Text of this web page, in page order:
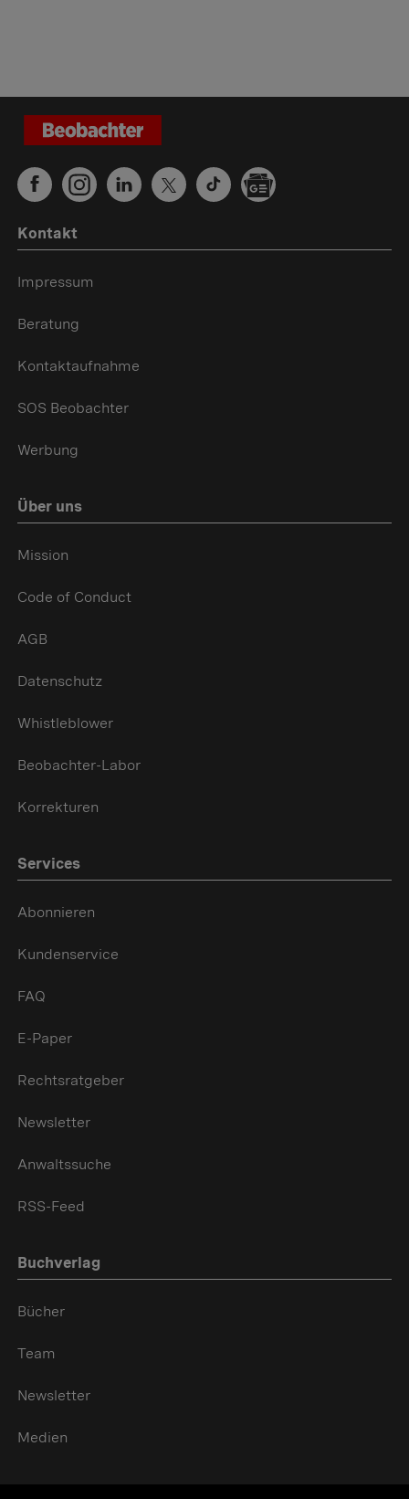
Kontakt
Impressum
Beratung
Kontaktaufnahme
SOS Beobachter
Werbung
Über uns
Mission
Code of Conduct
AGB
Datenschutz
Whistleblower
Beobachter-Labor
Korrekturen
Services
Abonnieren
Kundenservice
FAQ
E-Paper
Rechtsratgeber
Newsletter
Anwaltssuche
RSS-Feed
Buchverlag
Bücher
Team
Newsletter
Medien